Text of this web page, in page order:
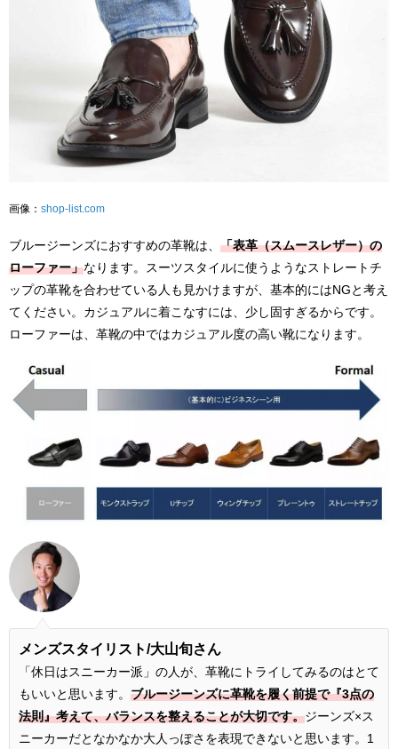
画像： shop-list.com
ブルージーンズにおすすめの革靴は、 「表革（スムースレザー）の
ローファー」なります。スーツスタイルに使うようなストレートチ
ップの革靴を合わせている人も見かけますが、基本的にはNGと考え
てください。カジュアルに着こなすには、少し固すぎるからです。
ローファーは、革靴の中ではカジュアル度の高い靴になります。
メンズスタイリスト/大山旬さん
「休日はスニーカー派」の人が、革靴にトライしてみるのはとて
もいいと思います。 ブルージーンズに革靴を履く前提で『3点の
法則』考えて、バランスを整えることが大切です。ジーンズ×ス
ニーカーだとなかなか大人っぽさを表現できないと思います。1